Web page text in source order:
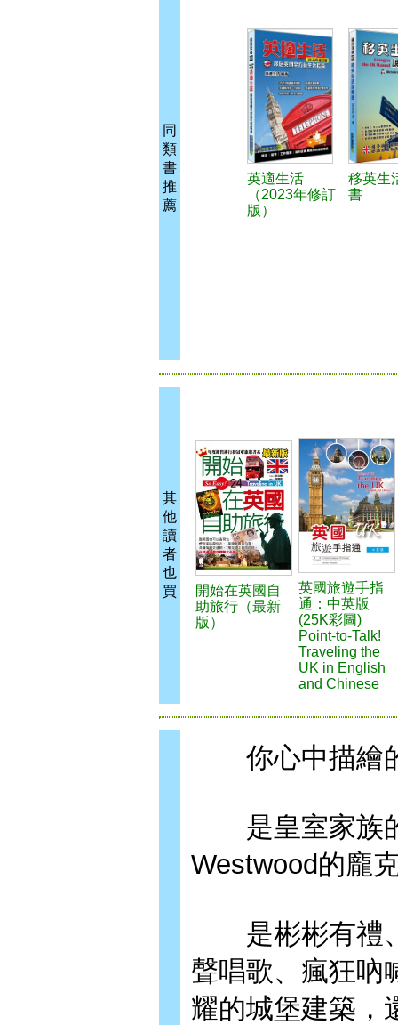
同
類
書
推
薦
英適生活
（2023年修訂
版）
移英生
書
其
他
讀
者
也
買
開始在英國自
助旅行（最新
版）
英國旅遊手指
通：中英版
(25K彩圖)
Point-to-Talk!
Traveling the
UK in English
and Chinese
你心中描繪
是皇室家族的
Westwood的龐
是彬彬有禮、
聲唱歌、瘋狂吶
耀的城堡建築，